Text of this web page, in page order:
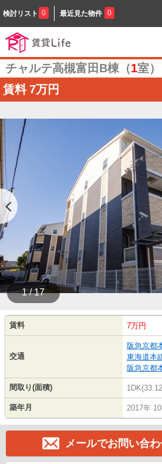
検討リスト 0 最近見た物件 0
チャルテ高槻富田B棟（1室）
賃料 7万円
1 / 17
賃料 7万円
交通
阪急京都
東海道本
阪急京都
間取り(面積)
築年月 2017年
メールでお問い合